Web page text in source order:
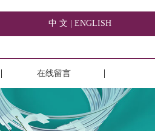
中 文 | ENGLISH
在线留言